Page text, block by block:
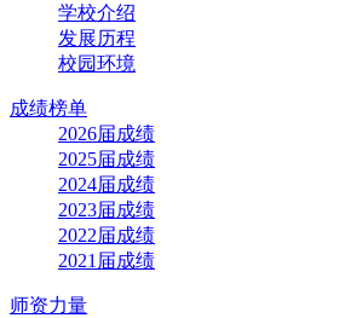
学校介绍
发展历程
校园环境
成绩榜单
2026届成绩
2025届成绩
2024届成绩
2023届成绩
2022届成绩
2021届成绩
师资力量